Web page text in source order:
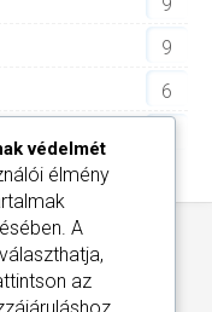
9
9
6
védelmét
élmény
A
az